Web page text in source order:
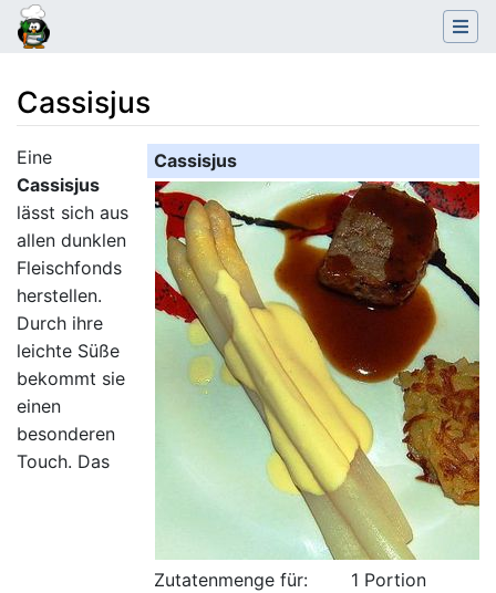
Cassisjus
Wechseln zu: Navigation,Suche
Cassisjus
Zutatenmenge für:
1 Portion
Eine
Cassisjus
lässt sich aus
allen dunklen
Fleischfonds
herstellen.
Durch ihre
leichte Süße
bekommt sie
einen
besonderen
Touch. Das